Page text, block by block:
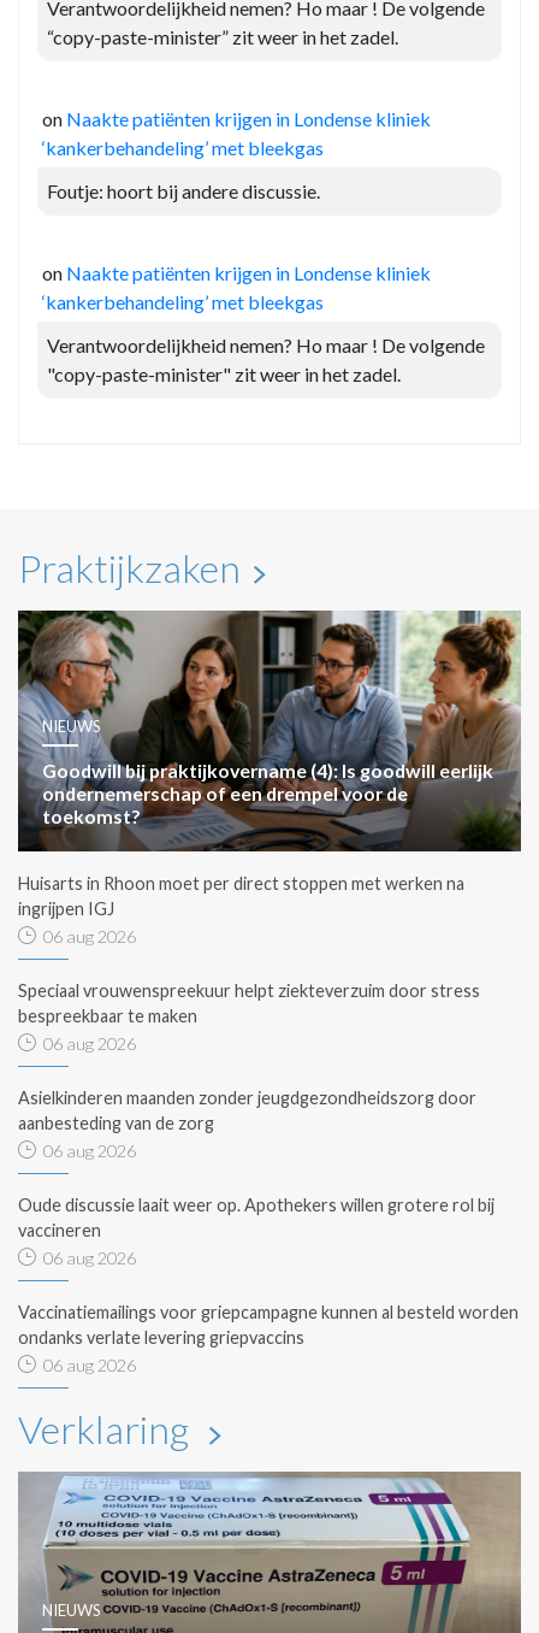
Verantwoordelijkheid nemen? Ho maar ! De volgende
“copy-paste-minister” zit weer in het zadel.
on Naakte patiënten krijgen in Londense kliniek
‘kankerbehandeling’ met bleekgas
Foutje: hoort bij andere discussie.
on Naakte patiënten krijgen in Londense kliniek
‘kankerbehandeling’ met bleekgas
Verantwoordelijkheid nemen? Ho maar ! De volgende
"copy-paste-minister" zit weer in het zadel.
Praktijkzaken
NIEUWS
Goodwill bij praktijkovername (4): Is goodwill eerlijk
ondernemerschap of een drempel voor de
toekomst?
Huisarts in Rhoon moet per direct stoppen met werken na
ingrijpen IGJ
06 aug 2026
Speciaal vrouwenspreekuur helpt ziekteverzuim door stress
bespreekbaar te maken
06 aug 2026
Asielkinderen maanden zonder jeugdgezondheidszorg door
aanbesteding van de zorg
06 aug 2026
Oude discussie laait weer op. Apothekers willen grotere rol bij
vaccineren
06 aug 2026
Vaccinatiemailings voor griepcampagne kunnen al besteld worden
ondanks verlate levering griepvaccins
06 aug 2026
Verklaring
NIEUWS